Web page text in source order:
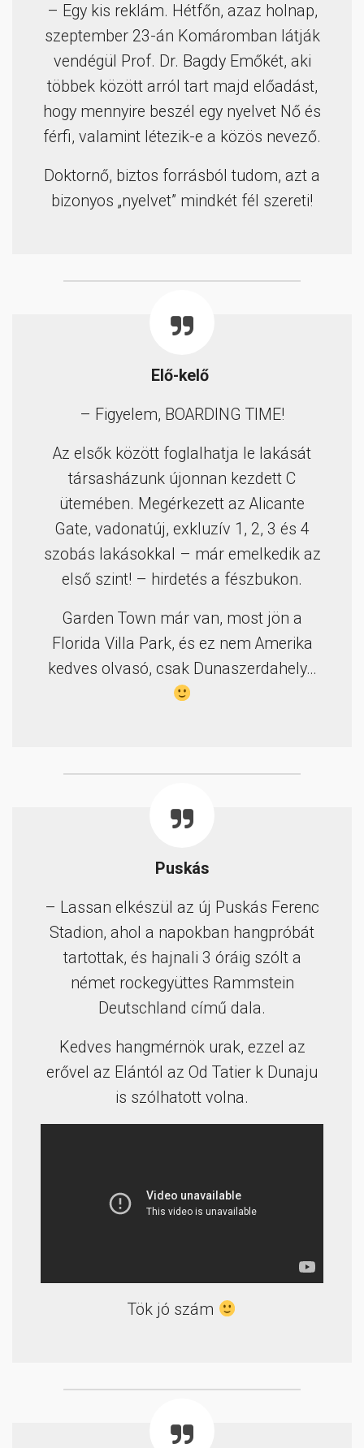
– Egy kis reklám. Hétfőn, azaz holnap,
szeptember 23-án Komáromban látják
vendégül Prof. Dr. Bagdy Emőkét, aki
többek között arról tart majd előadást,
hogy mennyire beszél egy nyelvet Nő és
férfi, valamint létezik-e a közös nevező.
Doktornő, biztos forrásból tudom, azt a
bizonyos „nyelvet” mindkét fél szereti!
Elő-kelő
– Figyelem, BOARDING TIME!
Az elsők között foglalhatja le lakását
társasházunk újonnan kezdett C
ütemében. Megérkezett az Alicante
Gate, vadonatúj, exkluzív 1, 2, 3 és 4
szobás lakásokkal – már emelkedik az
első szint! – hirdetés a fészbukon.
Garden Town már van, most jön a
Florida Villa Park, és ez nem Amerika
kedves olvasó, csak Dunaszerdahely…
Puskás
– Lassan elkészül az új Puskás Ferenc
Stadion, ahol a napokban hangpróbát
tartottak, és hajnali 3 óráig szólt a
német rockegyüttes Rammstein
Deutschland című dala.
Kedves hangmérnök urak, ezzel az
erővel az Elántól az Od Tatier k Dunaju
is szólhatott volna.
Tök jó szám